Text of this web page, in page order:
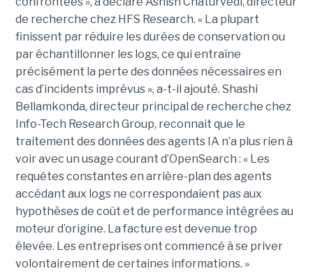
de recherche chez HFS Research. « La plupart
finissent par réduire les durées de conservation ou
par échantillonner les logs, ce qui entraîne
précisément la perte des données nécessaires en
cas d’incidents imprévus », a-t-il ajouté. Shashi
Bellamkonda, directeur principal de recherche chez
Info-Tech Research Group, reconnait que le
traitement des données des agents IA n’a plus rien à
voir avec un usage courant d’OpenSearch : « Les
requêtes constantes en arrière-plan des agents
accédant aux logs ne correspondaient pas aux
hypothèses de coût et de performance intégrées au
moteur d’origine. La facture est devenue trop
élevée. Les entreprises ont commencé à se priver
volontairement de certaines informations. »